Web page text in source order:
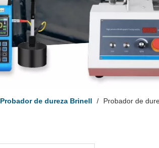
Probador de dureza Brinell / Probador de